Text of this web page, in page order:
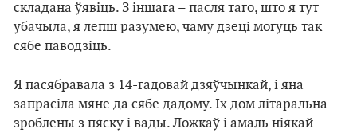
складана ўявіць. З іншага – пасля таго, што я тут
убачыла, я лепш разумею, чаму дзеці могуць так
сябе паводзіць.
Я пасябравала з 14-гадовай дзяўчынкай, і яна
запрасіла мяне да сябе дадому. Іх дом літаральна
зроблены з пяску і вады. Ложкаў і амаль ніякай